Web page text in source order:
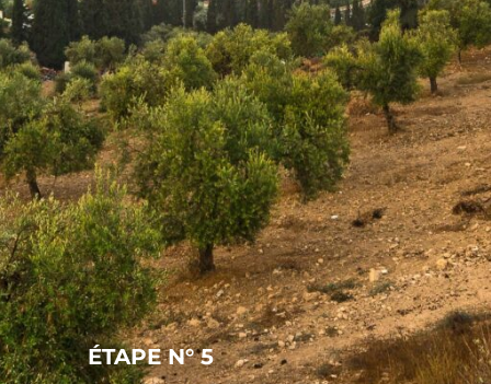
ÉTAPE N° 5